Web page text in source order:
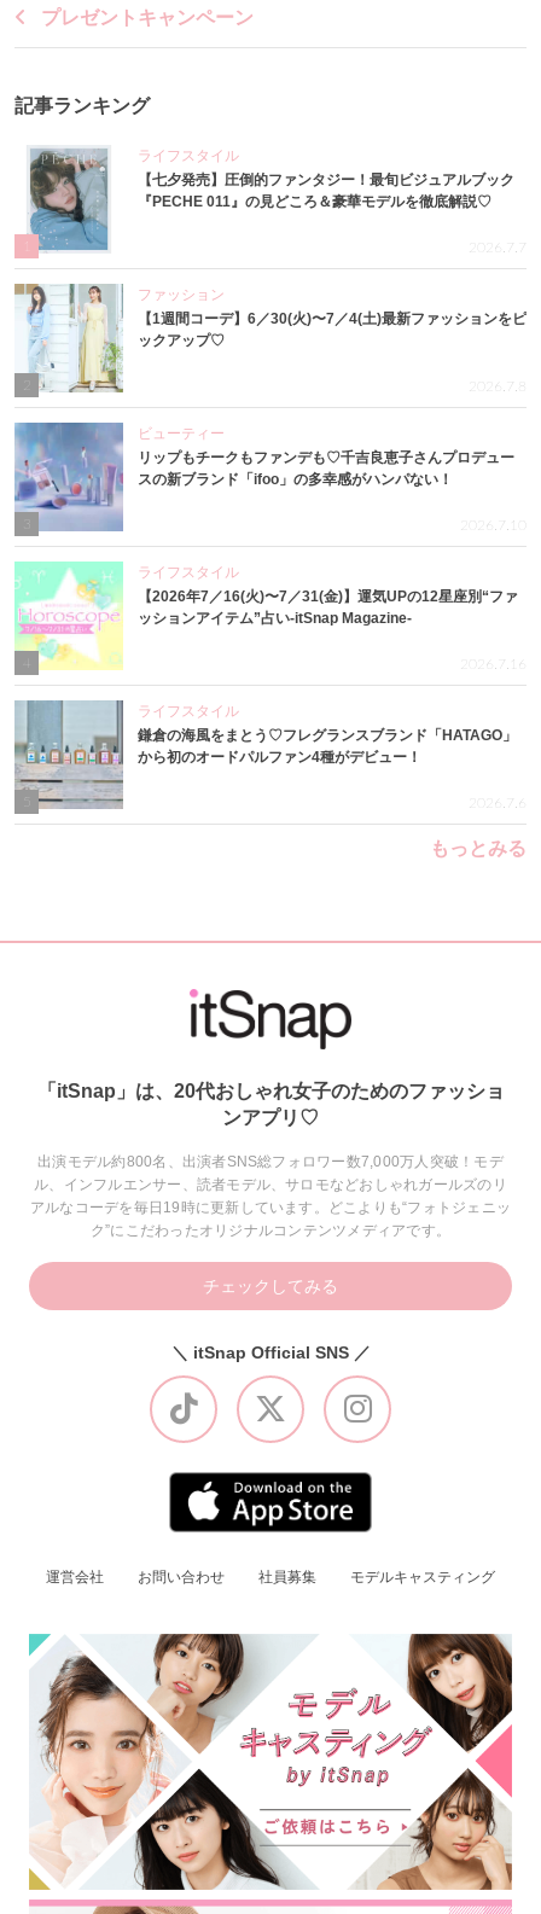
プレゼントキャンペーン
記事ランキング
ライフスタイル
【七夕発売】圧倒的ファンタジー！最旬ビジュアルブック
『PECHE 011』の見どころ＆豪華モデルを徹底解説♡
2026.7.7
ファッション
【1週間コーデ】6／30(火)〜7／4(土)最新ファッションをピ
ックアップ♡
2026.7.8
3
ビューティー
リップもチークもファンデも♡千吉良恵子さんプロデュー
スの新ブランド「ifoo」の多幸感がハンパない！
2026.7.10
4
ライフスタイル
【2026年7／16(火)〜7／31(金)】運気UPの12星座別“ファ
ッションアイテム”占い-itSnap Magazine-
2026.7.16
ライフスタイル
鎌倉の海風をまとう♡フレグランスブランド「HATAGO」
から初のオードパルファン4種がデビュー！
2026.7.6
もっとみる
「itSnap」は、20代おしゃれ女子のためのファッショ
ンアプリ♡
出演モデル約800名、出演者SNS総フォロワー数7,000万人突破！モデ
ル、インフルエンサー、読者モデル、サロモなどおしゃれガールズのリ
アルなコーデを毎日19時に更新しています。どこよりも“フォトジェニッ
ク”にこだわったオリジナルコンテンツメディアです。
チェックしてみる
＼ itSnap Official SNS ／
運営会社 お問い合わせ 社員募集 モデルキャスティング